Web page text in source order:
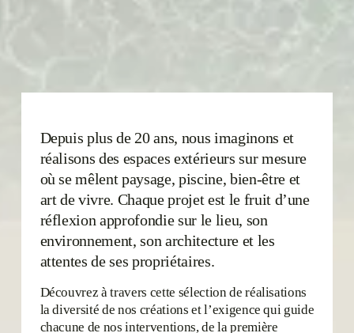
Depuis plus de 20 ans, nous imaginons et
réalisons des espaces extérieurs sur mesure
où se mêlent paysage, piscine, bien-être et
art de vivre. Chaque projet est le fruit d’une
réflexion approfondie sur le lieu, son
environnement, son architecture et les
attentes de ses propriétaires.
Découvrez à travers cette sélection de réalisations
la diversité de nos créations et l’exigence qui guide
chacune de nos interventions, de la première